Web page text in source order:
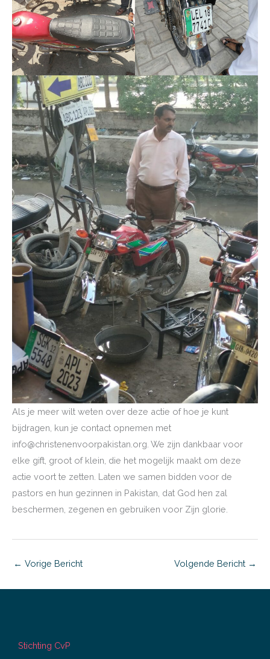
Als je meer wilt weten over deze actie of hoe je kunt
bijdragen, kun je contact opnemen met
info@christenenvoorpakistan.org. We zijn dankbaar voor
elke gift, groot of klein, die het mogelijk maakt om deze
actie voort te zetten. Laten we samen bidden voor de
pastors en hun gezinnen in Pakistan, dat God hen zal
beschermen, zegenen en gebruiken voor Zijn glorie.
← Vorige Bericht Volgende Bericht →
Stichting CvP